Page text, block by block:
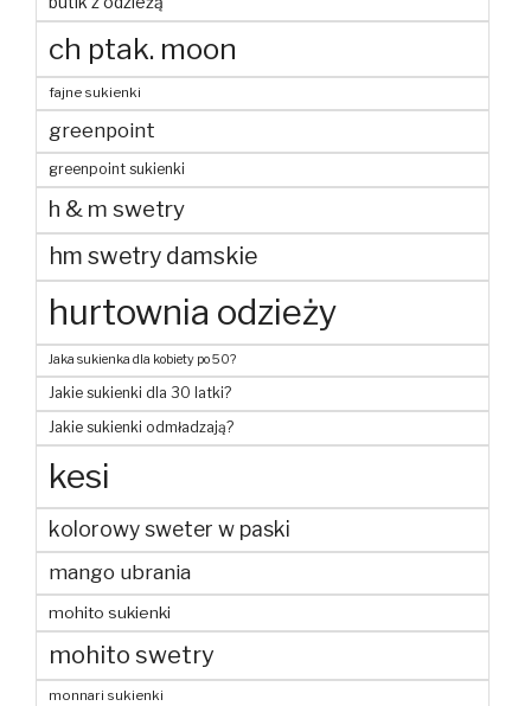
ch ptak. moon
fajne sukienki
greenpoint
greenpoint sukienki
h & m swetry
hm swetry damskie
hurtownia odzieży
Jaka sukienka dla kobiety po 50?
Jakie sukienki dla 30 latki?
Jakie sukienki odmładzają?
kesi
kolorowy sweter w paski
mango ubrania
mohito sukienki
mohito swetry
monnari sukienki